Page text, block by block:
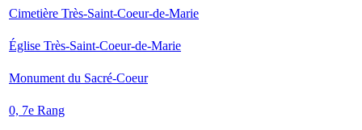
Cimetière Très-Saint-Coeur-de-Marie
Église Très-Saint-Coeur-de-Marie
Monument du Sacré-Coeur
0, 7e Rang